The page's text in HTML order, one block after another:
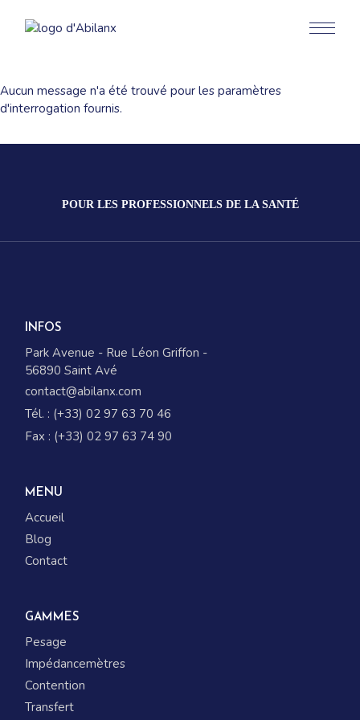
contenu
Aucun message n'a été trouvé pour les paramètres
d'interrogation fournis.
POUR LES PROFESSIONNELS DE LA SANTÉ
INFOS
Park Avenue - Rue Léon Griffon -
56890 Saint Avé
contact@abilanx.com
Tél. : (+33) 02 97 63 70 46
Fax : (+33) 02 97 63 74 90
MENU
Accueil
Blog
Contact
GAMMES
Pesage
Impédancemètres
Contention
Transfert